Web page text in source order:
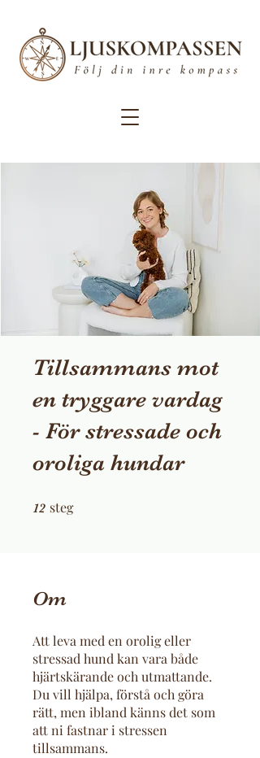
Tillsammans mot
en tryggare vardag
- För stressade och
oroliga hundar
12 steg
Om
Att leva med en orolig eller
stressad hund kan vara både
hjärtskärande och utmattande.
Du vill hjälpa, förstå och göra
rätt, men ibland känns det som
att ni fastnar i stressen
tillsammans.